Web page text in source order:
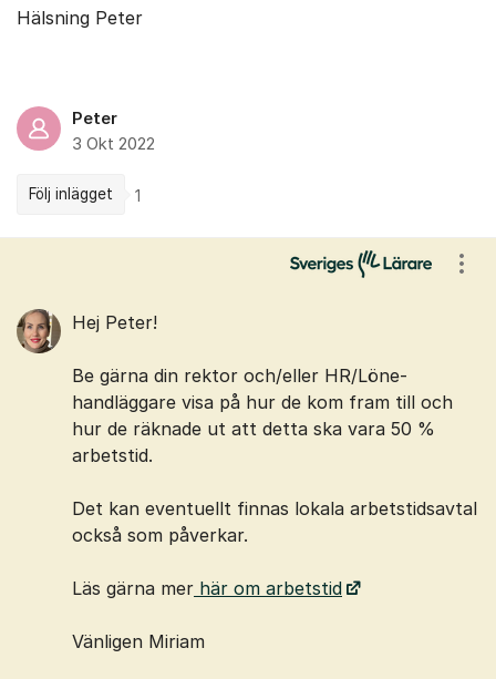
Hälsning Peter
Peter
3 Okt 2022
Följ inlägget 1
Hej Peter!
Be gärna din rektor och/eller HR/Löne-
handläggare visa på hur de kom fram till och
hur de räknade ut att detta ska vara 50 %
arbetstid.
Det kan eventuellt finnas lokala arbetstidsavtal
också som påverkar.
Läs gärna mer här om arbetstid
Vänligen Miriam